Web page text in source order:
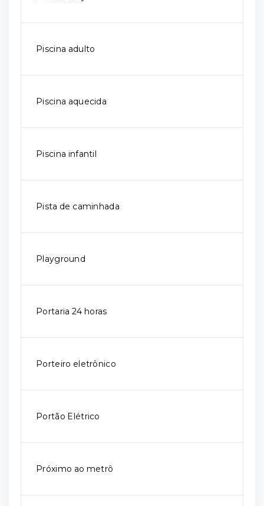
Piscina adulto
Piscina aquecida
Piscina infantil
Pista de caminhada
Playground
Portaria 24 horas
Porteiro eletrônico
Portão Elétrico
Próximo ao metrô